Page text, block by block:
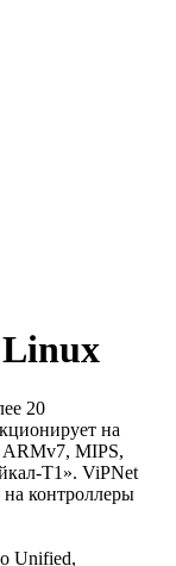
20
на
ARMv7, MIPS,
Т1». ViPNet
контроллеры
Unified,